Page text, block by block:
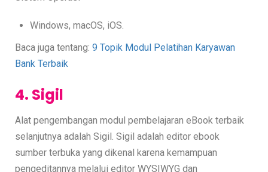
Windows, macOS, iOS.
Baca juga tentang: 9 Topik Modul Pelatihan Karyawan
Bank Terbaik
4. Sigil
Alat pengembangan modul pembelajaran eBook terbaik
selanjutnya adalah Sigil. Sigil adalah editor ebook
sumber terbuka yang dikenal karena kemampuan
pengeditannya melalui editor WYSIWYG dan